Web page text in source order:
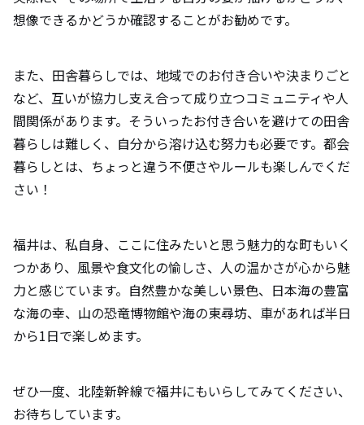
想像できるかどうか確認することがお勧めです。
また、田舎暮らしでは、地域でのお付き合いや決まりごと
など、互いが協力し支え合って成り立つコミュニティや人
間関係があります。そういったお付き合いを避けての田舎
暮らしは難しく、自分から溶け込む努力も必要です。都会
暮らしとは、ちょっと違う不便さやルールも楽しんでくだ
さい！
福井は、私自身、ここに住みたいと思う魅力的な町もいく
つかあり、風景や食文化の愉しさ、人の温かさが心から魅
力と感じています。自然豊かな美しい景色、日本海の豊富
な海の幸、山の恐竜博物館や海の東尋坊、車があれば半日
から1日で楽しめます。
ぜひ一度、北陸新幹線で福井にもいらしてみてください、
お待ちしています。